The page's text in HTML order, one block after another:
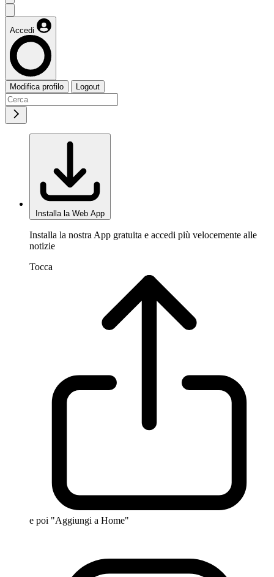
Accedi
Modifica profilo Logout
Installa la Web App
Installa la nostra App gratuita e accedi più velocemente alle
notizie
Tocca
e poi "Aggiungi a Home"